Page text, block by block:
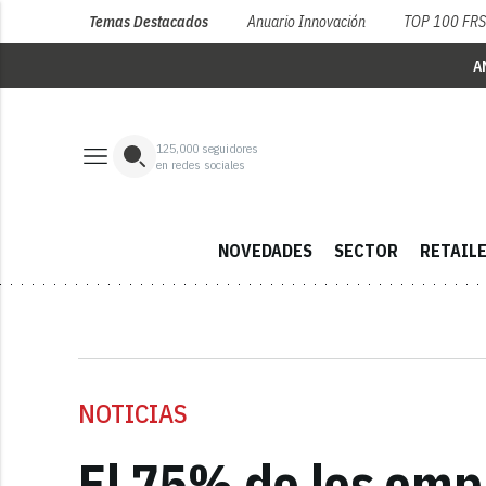
Temas Destacados Anuario Innovación TOP 100 FRS
125,000 seguidores
en redes sociales
NOVEDADES SECTOR
NOTICIAS